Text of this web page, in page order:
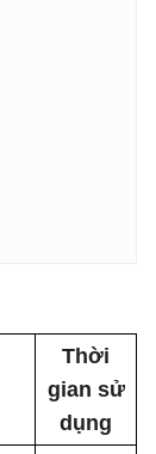
Thời
gian sử
dụng